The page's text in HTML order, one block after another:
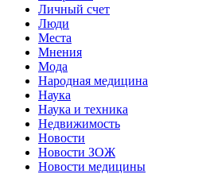
Личный счет
Люди
Места
Мнения
Мода
Народная медицина
Наука
Наука и техника
Недвижимость
Новости
Новости ЗОЖ
Новости медицины